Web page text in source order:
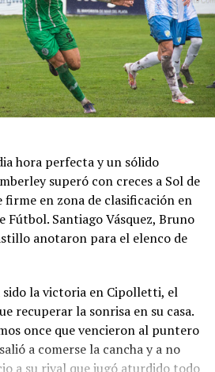
hora perfecta y un sólido
superó con creces a Sol de
firme en zona de clasificación en
Fútbol. Santiago Vásquez, Bruno
anotaron para el elenco de
sido la victoria en Cipolletti, el
recuperar la sonrisa en su casa.
once que vencieron al puntero
a comerse la cancha y a no
a su rival que jugó aturdido todo